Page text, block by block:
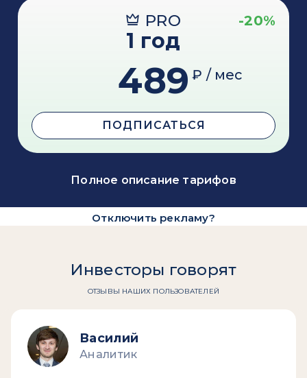
PRO -20%
1 год
489 ₽ / мес
ПОДПИСАТЬСЯ
Полное описание тарифов
Отключить рекламу?
Инвесторы говорят
ОТЗЫВЫ НАШИХ ПОЛЬЗОВАТЕЛЕЙ
Василий
Аналитик